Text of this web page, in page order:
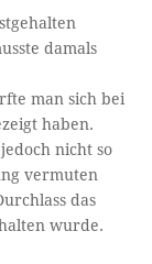
damals
man sich bei
haben.
nicht so
vermuten
das
wurde.